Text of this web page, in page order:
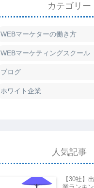
カテゴリー
WEBマーケターの働き方
WEBマーケティングスクール
ブログ
ホワイト企業
人気記事
【30社】